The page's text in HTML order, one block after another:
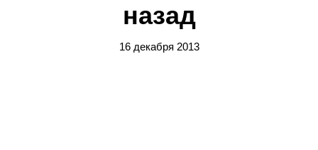
назад
16 декабря 2013